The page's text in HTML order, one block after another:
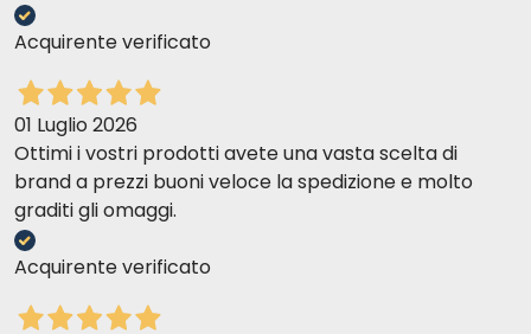
Acquirente verificato
01 Luglio 2026
Ottimi i vostri prodotti avete una vasta scelta di
brand a prezzi buoni veloce la spedizione e molto
graditi gli omaggi.
Acquirente verificato